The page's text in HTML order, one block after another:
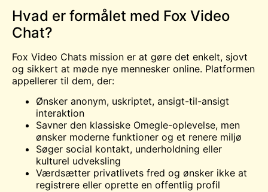
Hvad er formålet med Fox Video
Chat?
Fox Video Chats mission er at gøre det enkelt, sjovt
og sikkert at møde nye mennesker online. Platformen
appellerer til dem, der:
Ønsker anonym, uskriptet, ansigt-til-ansigt
interaktion
Savner den klassiske Omegle-oplevelse, men
ønsker moderne funktioner og et renere miljø
Søger social kontakt, underholdning eller
kulturel udveksling
Værdsætter privatlivets fred og ønsker ikke at
registrere eller oprette en offentlig profil